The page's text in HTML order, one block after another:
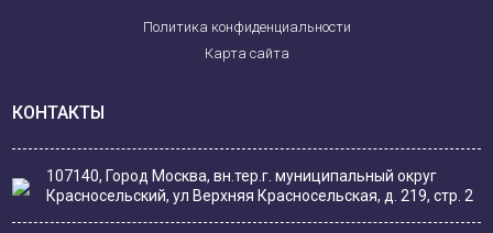
Политика конфиденциальности
Карта сайта
КОНТАКТЫ
107140, Город Москва, вн.тер.г. муниципальный округ
Красносельский, ул Верхняя Красносельская, д. 219, стр. 2